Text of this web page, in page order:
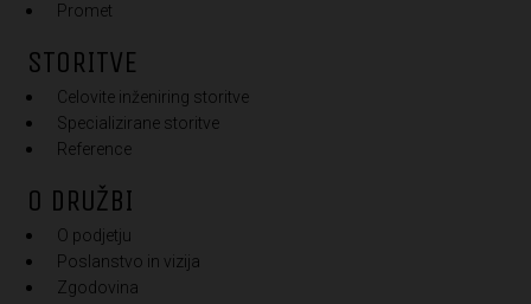
Promet
STORITVE
Celovite inženiring storitve
Specializirane storitve
Reference
O DRUŽBI
O podjetju
Poslanstvo in vizija
Zgodovina